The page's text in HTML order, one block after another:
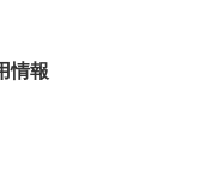
情報